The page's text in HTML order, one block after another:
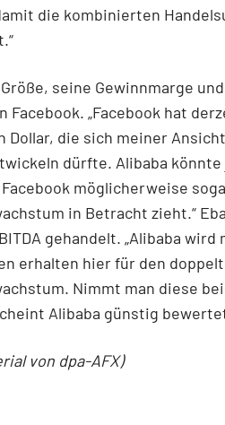
die kombinierten
seine Gewinnmarge
Facebook. „Facebook hat
Dollar, die sich meiner
dürfte. Alibaba
möglicherweise
in Betracht zieht.“
gehandelt. „Alibaba
erhalten hier für den
Nimmt man diese
Alibaba günstig
von dpa-AFX)